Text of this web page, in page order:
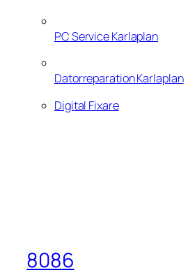
PC Service Karlaplan
Datorreparation Karlaplan
Digital Fixare
8086